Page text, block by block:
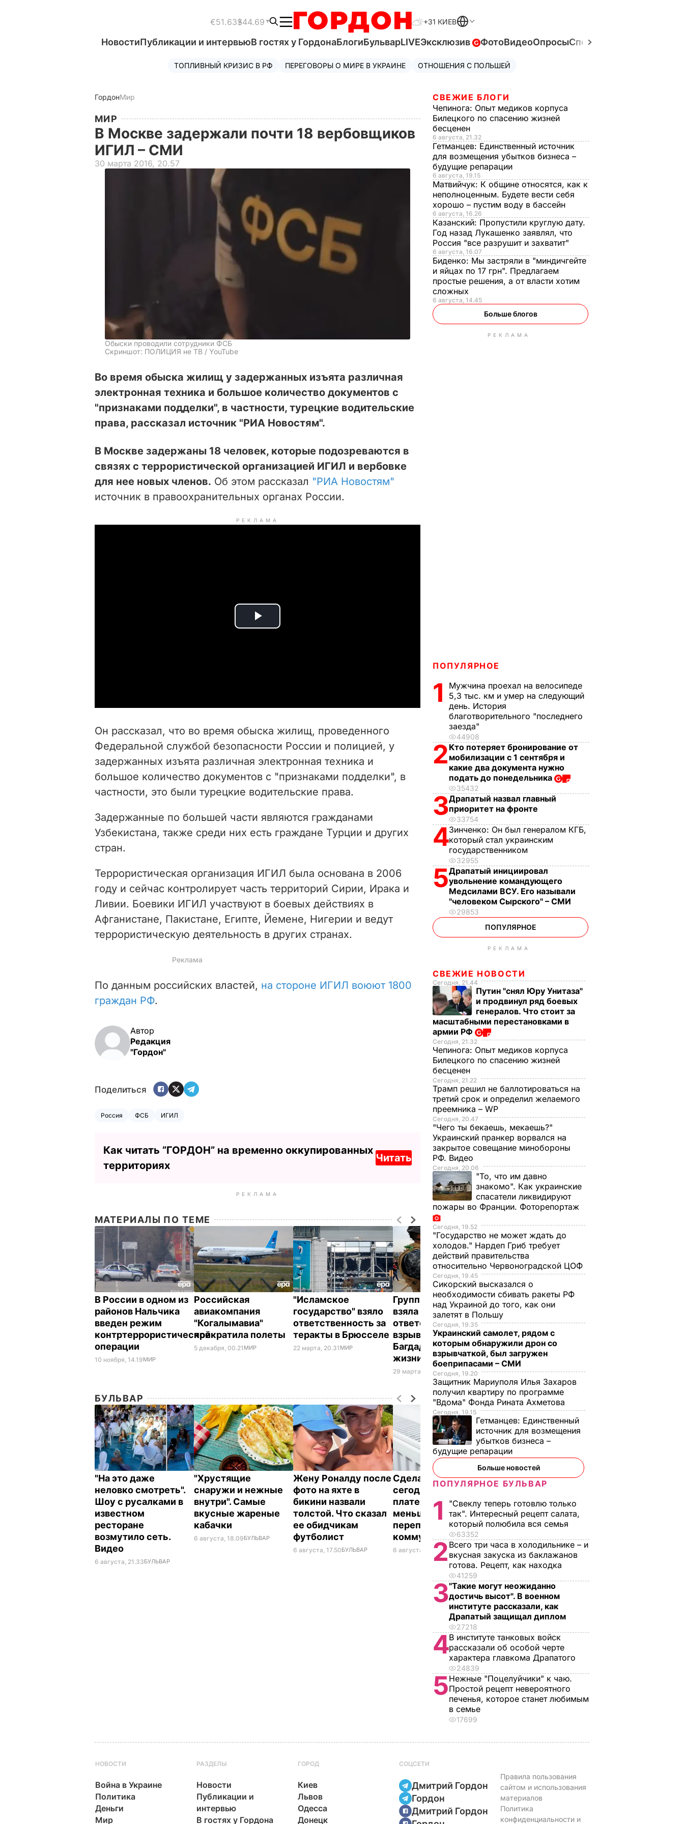
€51.63$44.69 +31 КИЕВ
НовостиПубликации и интервьюВ гостях у ГордонаБлогиБульварLIVEЭксклюзив ФотоВидеоОпросыСпецпроекты
ТОПЛИВНЫЙ КРИЗИС В РФ ПЕРЕГОВОРЫ О МИРЕ В УКРАИНЕ ОТНОШЕНИЯ С ПОЛЬШЕЙ
ГордонМир
МИР
В Москве задержали почти 18 вербовщиков
ИГИЛ – СМИ
30 марта 2016, 20.57
Обыски проводили сотрудники ФСБ
Скриншот: ПОЛИЦИЯ не ТВ / YouTube
Во время обыска жилищ у задержанных изъята различная
электронная техника и большое количество документов с
"признаками подделки", в частности, турецкие водительские
права, рассказал источник "РИА Новостям".
В Москве задержаны 18 человек, которые подозреваются в
связях с террористической организацией ИГИЛ и вербовке
для нее новых членов. Об этом рассказал "РИА Новостям"
источник в правоохранительных органах России.
РЕКЛАМА
P
i
d
e
o
Он рассказал, что во время обыска жилищ, проведенного
Федеральной службой безопасности России и полицией, у
задержанных изъята различная электронная техника и
большое количество документов с "признаками подделки", в
частности, это были турецкие водительские права.
Задержанные по большей части являются гражданами
Узбекистана, также среди них есть граждане Турции и других
стран.
Террористическая организация ИГИЛ была основана в 2006
году и сейчас контролирует часть территорий Сирии, Ирака и
Ливии. Боевики ИГИЛ участвуют в боевых действиях в
Афганистане, Пакистане, Египте, Йемене, Нигерии и ведут
террористическую деятельность в других странах.
По данным российских властей, на стороне ИГИЛ воюют 1800
граждан РФ.
Автор
Редакция
"Гордон"
Поделиться
Россия ФСБ ИГИЛ
Как читать ”ГОРДОН” на временно оккупированных
территориях
Читать
РЕКЛАМА
МАТЕРИАЛЫ ПО ТЕМЕ
В России в одном из
районов Нальчика
введен режим
контртеррористической
операции
10 ноября, 14.19МИР
Российская
авиакомпания
"Когалымавиа"
прекратила полеты
5 декабря, 00.21 МИР
"Исламское
государство" взяло
ответственность за
теракты в Брюсселе
22 марта, 20.31 МИР
Группировка ИГИЛ
взяла на себя
ответственность за
взрыв в центре
Багдада, унесший
жизни трех человек
29 марта, 17.30МИР
БУЛЬВАР
"На это даже
неловко смотреть".
Шоу с русалками в
известном
ресторане
возмутило сеть.
Видео
6 августа, 21.33БУЛЬВАР
"Хрустящие
снаружи и нежные
внутри". Самые
вкусные жареные
кабачки
6 августа, 18.09БУЛЬВАР
Жену Роналду после
фото на яхте в
бикини назвали
толстой. Что сказал
ее обидчикам
футболист
6 августа, 17.50БУЛЬВАР
Сделайте это
сегодня – и
платежки станут
меньше. Как не
переплачивать за
коммуналку
6 августа, 17.17 БУЛЬВАР
Почему Чарльз III на
самом деле
проигнорировал 45-
летие жены принца
Гарри и не поздравил
6 августа, 16.28БУЛЬВАР
СВЕЖИЕ БЛОГИ
Чепинога: Опыт медиков корпуса
Билецкого по спасению жизней
бесценен
6 августа, 21.32
Гетманцев: Единственный источник
для возмещения убытков бизнеса –
будущие репарации
6 августа, 19.15
Матвийчук: К общине относятся, как к
неполноценным. Будете вести себя
хорошо – пустим воду в бассейн
6 августа, 16.26
Казанский: Пропустили круглую дату.
Год назад Лукашенко заявлял, что
Россия "все разрушит и захватит"
6 августа, 16.07
Биденко: Мы застряли в "миндичгейте
и яйцах по 17 грн". Предлагаем
простые решения, а от власти хотим
сложных
6 августа, 14.45
Больше блогов
РЕКЛАМА
ПОПУЛЯРНОЕ
1
Мужчина проехал на велосипеде
5,3 тыс. км и умер на следующий
день. История
благотворительного "последнего
заезда"
44908
2 Кто потеряет бронирование от
мобилизации с 1 сентября и
какие два документа нужно
подать до понедельника
35432
3Драпатый назвал главный
приоритет на фронте
33754
4Зинченко: Он был генералом КГБ,
который стал украинским
государственником
32955
5Драпатый инициировал
увольнение командующего
Медсилами ВСУ. Его называли
"человеком Сырского" – СМИ
29853
ПОПУЛЯРНОЕ
РЕКЛАМА
СВЕЖИЕ НОВОСТИ
Сегодня, 21.44
Путин "снял Юру Унитаза"
и продвинул ряд боевых
генералов. Что стоит за
масштабными перестановками в
армии РФ
Сегодня, 21.32
Чепинога: Опыт медиков корпуса
Билецкого по спасению жизней
бесценен
Сегодня, 21.22
Трамп решил не баллотироваться на
третий срок и определил желаемого
преемника – WP
Сегодня, 20.47
"Чего ты бекаешь, мекаешь?"
Украинский пранкер ворвался на
закрытое совещание минобороны
РФ. Видео
Сегодня, 20.06
"То, что им давно
знакомо". Как украинские
спасатели ликвидируют
пожары во Франции. Фоторепортаж
Сегодня, 19.52
"Государство не может ждать до
холодов." Нардеп Гриб требует
действий правительства
относительно Червоноградской ЦОФ
Сегодня, 19.45
Сикорский высказался о
необходимости сбивать ракеты РФ
над Украиной до того, как они
залетят в Польшу
Сегодня, 19.35
Украинский самолет, рядом с
которым обнаружили дрон со
взрывчаткой, был загружен
боеприпасами – СМИ
Сегодня, 19.20
Защитник Мариуполя Илья Захаров
получил квартиру по программе
"Вдома" Фонда Рината Ахметова
Сегодня, 19.15
Гетманцев: Единственный
источник для возмещения
убытков бизнеса –
будущие репарации
Больше новостей
ПОПУЛЯРНОЕ БУЛЬВАР
1
"Свеклу теперь готовлю только
так". Интересный рецепт салата,
который полюбила вся семья
63352
2 Всего три часа в холодильнике – и
вкусная закуска из баклажанов
готова. Рецепт, как находка
41259
3"Такие могут неожиданно
достичь высот". В военном
институте рассказали, как
Драпатый защищал диплом
27218
4В институте танковых войск
рассказали об особой черте
характера главкома Драпатого
24839
5Нежные "Поцелуйчики" к чаю.
Простой рецепт невероятного
печенья, которое станет любимым
в семье
17699
НОВОСТИ
Война в Украине
Политика
Деньги
Мир
РАЗДЕЛЫ
Новости
Публикации и
интервью
В гостях у Гордона
ГОРОД
Киев
Львов
Одесса
Донецк
СОЦСЕТИ
Дмитрий Гордон
Гордон
Дмитрий Гордон
Правила пользования
сайтом и использования
материалов
Политика
конфиденциальности и